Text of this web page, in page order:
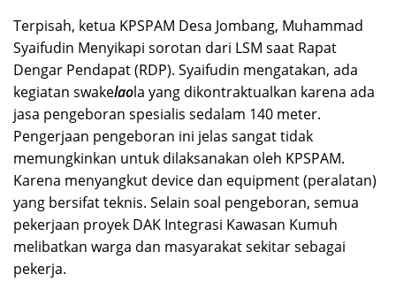
Terpisah, ketua KPSPAM Desa Jombang, Muhammad
Syaifudin Menyikapi sorotan dari LSM saat Rapat
Dengar Pendapat (RDP). Syaifudin mengatakan, ada
kegiatan swakelaola yang dikontraktualkan karena ada
jasa pengeboran spesialis sedalam 140 meter.
Pengerjaan pengeboran ini jelas sangat tidak
memungkinkan untuk dilaksanakan oleh KPSPAM.
Karena menyangkut device dan equipment (peralatan)
yang bersifat teknis. Selain soal pengeboran, semua
pekerjaan proyek DAK Integrasi Kawasan Kumuh
melibatkan warga dan masyarakat sekitar sebagai
pekerja.